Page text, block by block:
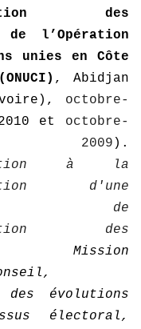
des
l’Opération
unies en Côte
, Abidjan
octobre-
et octobre-
2009 ).
à la
d'une
de
des
Mission
des évolutions
électoral,